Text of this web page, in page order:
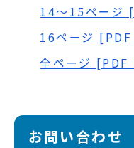
14～15ページ
16ページ
全ページ
お問い合わせ